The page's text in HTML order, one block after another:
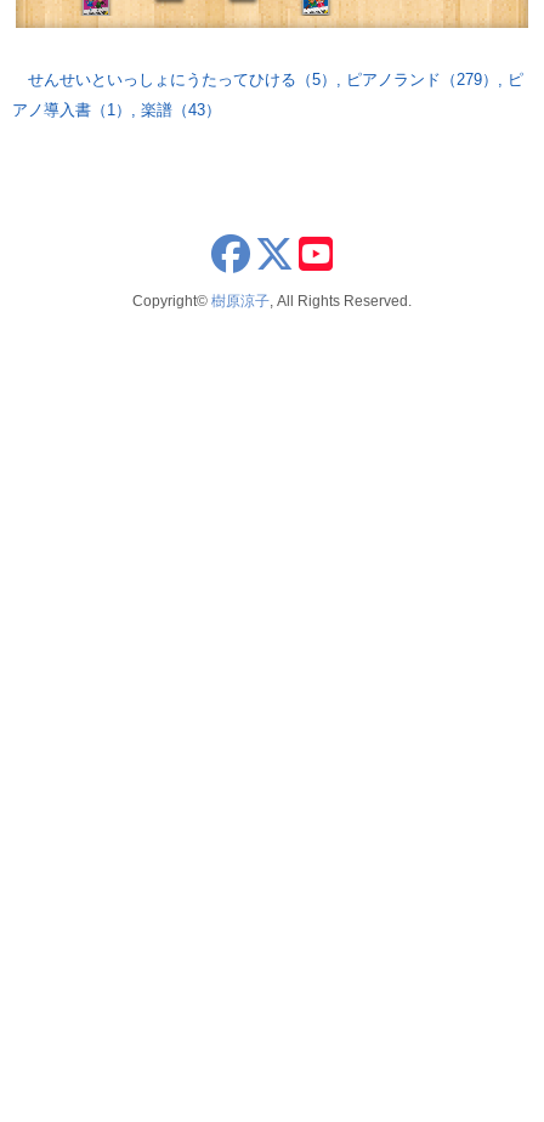
せんせいといっしょにうたってひける（5） , ピアノランド（279） , ピ
アノ導入書（1） , 楽譜（43）
x
Copyright© 樹原涼子, All Rights Reserved.